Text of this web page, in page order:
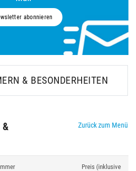
abonnieren
& BESONDERHEITEN
&
Zurück zum Menü
Preis (inklusive